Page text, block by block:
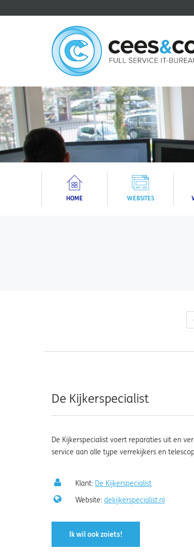
HOME WEBSITES
‹
De Kijkerspecialist
De Kijkerspecialist voert reparaties uit en
service aan alle type verrekijkers en
Klant: De Kijkerspecialist
Website:dekijkerspecialist.nl
Ik wil ook zoiets!